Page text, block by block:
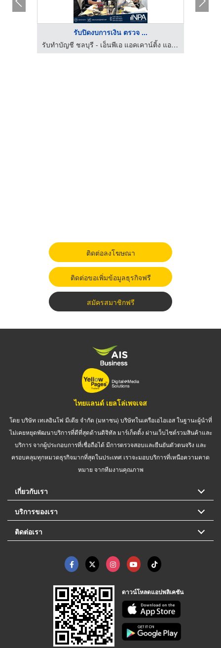
รับปิดงบการเงิน ตรวจ ...
รับทำบัญชี ชลบุรี - เอ็นพีเอ แอคเคาน์ติ้ง แอนด์ โปรเฟสชั่นแนล
ติดต่อลงโฆษณา
ติดต่อขอเพิ่มข้อมูลธุรกิจฟรี
สมัครสมาชิกฟรี
ไทยแลนด์ เยลโล่เพจเจส
โดย บริษัท เทเลอินโฟ มีเดีย จำกัด (มหาชน) บริษัทในเครือเอไอเอส ในฐานะผู้นำที่
ไม่เคยหยุดพัฒนาบริการที่ดีที่สุดด้านดิจิทัล มาร์เก็ตติ้ง ผ่านเว็บไซต์รวมสินค้าและ
บริการ จากผู้ประกอบการที่เชื่อถือได้ มีการตรวจสอบและยืนยันตัวตนจริง และ
ครอบคลุมทุกหมวดธุรกิจมากที่สุดในประเทศ เราจะมอบบริการที่เหนือความคาด
หมาย จากทีมงานคุณภาพ
เกี่ยวกับเรา
บริการของเรา
ติดต่อเรา
ดาวน์โหลดแอปพลิเคชัน